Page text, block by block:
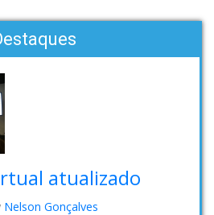
atualizado
Nelson Gonçalves